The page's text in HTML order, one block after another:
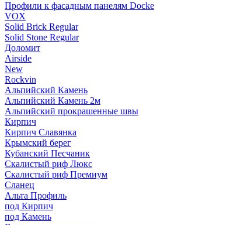
Профили к фасадным панелям Docke
VOX
Solid Brick Regular
Solid Stone Regular
Доломит
Airside
New
Rockvin
Альпийский Камень
Альпийский Камень 2м
Альпийский прокрашенные швы
Кирпич
Кирпич Славянка
Крымский берег
Кубанский Песчаник
Скалистый риф Люкс
Скалистый риф Премиум
Сланец
Альта Профиль
под Кирпич
под Камень